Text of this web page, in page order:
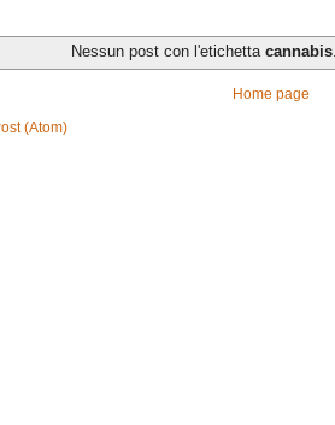
Nessun post con l'etichetta cannabis.
Home page
(Atom)